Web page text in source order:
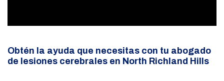
Obtén la ayuda que necesitas con tu abogado
de lesiones cerebrales en North Richland Hills